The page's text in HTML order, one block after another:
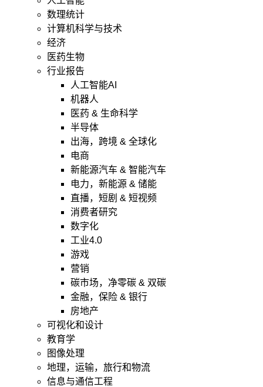
数理统计
计算机科学与技术
经济
医药生物
行业报告
人工智能AI
机器人
医药 & 生命科学
半导体
出海，跨境 & 全球化
电商
新能源汽车 & 智能汽车
电力，新能源 & 储能
直播，短剧 & 短视频
消费者研究
数字化
工业4.0
游戏
营销
碳市场，净零碳 & 双碳
金融，保险 & 银行
房地产
可视化和设计
教育学
图像处理
地理，运输，旅行和物流
信息与通信工程